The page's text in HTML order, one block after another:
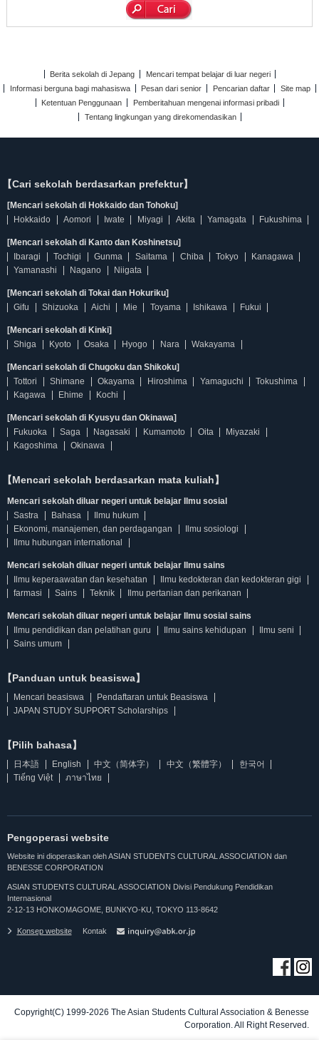
Berita sekolah di Jepang
Mencari tempat belajar di luar negeri
Informasi berguna bagi mahasiswa
Pesan dari senior Pencarian daftar
Site map
Ketentuan Penggunaan
Pemberitahuan mengenai informasi pribadi
Tentang lingkungan yang direkomendasikan
【Cari sekolah berdasarkan prefektur】
[Mencari sekolah di Hokkaido dan Tohoku]
Hokkaido
Aomori Iwate Miyagi Akita Yamagata Fukushima
[Mencari sekolah di Kanto dan Koshinetsu]
Ibaragi
Tochigi Gunma Saitama Chiba Tokyo
Kanagawa
Yamanashi
Nagano Niigata
[Mencari sekolah di Tokai dan Hokuriku]
Gifu
Shizuoka Aichi Mie Toyama Ishikawa Fukui
[Mencari sekolah di Kinki]
Shiga
Kyoto Osaka Hyogo Nara Wakayama
[Mencari sekolah di Chugoku dan Shikoku]
Tottori
Shimane Okayama Hiroshima Yamaguchi
Tokushima
Kagawa
Ehime Kochi
[Mencari sekolah di Kyusyu dan Okinawa]
Fukuoka
Saga Nagasaki Kumamoto Oita
Miyazaki
Kagoshima
Okinawa
【Mencari sekolah berdasarkan mata kuliah】
Mencari sekolah diluar negeri untuk belajar Ilmu sosial
Sastra
Bahasa
Ilmu hukum
Ekonomi, manajemen, dan perdagangan
Ilmu sosiologi
Ilmu hubungan international
Mencari sekolah diluar negeri untuk belajar Ilmu sains
Ilmu keperaawatan dan kesehatan
Ilmu kedokteran dan kedokteran gigi
farmasi
Sains Teknik Ilmu pertanian dan perikanan
Mencari sekolah diluar negeri untuk belajar Ilmu sosial sains
Ilmu pendidikan dan pelatihan guru
Ilmu sains kehidupan
Ilmu seni
Sains umum
【Panduan untuk beasiswa】
Mencari beasiswa
Pendaftaran untuk Beasiswa
JAPAN STUDY SUPPORT Scholarships
【Pilih bahasa】
日本語 English 中文（简体字） 中文（繁體字）
한국어
Tiếng Việt
ภาษาไทย
Pengoperasi website
Website ini dioperasikan oleh ASIAN STUDENTS CULTURAL ASSOCIATION dan
BENESSE CORPORATION
ASIAN STUDENTS CULTURAL ASSOCIATION Divisi Pendukung Pendidikan
Internasional
2-12-13 HONKOMAGOME, BUNKYO-KU, TOKYO 113-8642
Konsep website Kontak
Copyright(C) 1999-2026 The Asian Students Cultural Association & Benesse
Corporation. All Right Reserved.